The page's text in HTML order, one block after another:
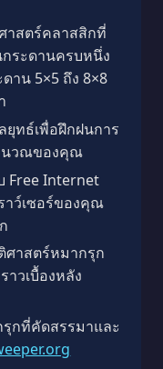
สตร์คลาสสิกที่
ระดานครบหนึ่ง
าน 5×5 ถึง 8×8
ยุทธ์เพื่อฝึกฝนการ
นวณของคุณ
Free Internet
าว์เซอร์ของคุณ
ศาสตร์หมากรุก
าวเบื้องหลัง
กที่คัดสรรมาและ